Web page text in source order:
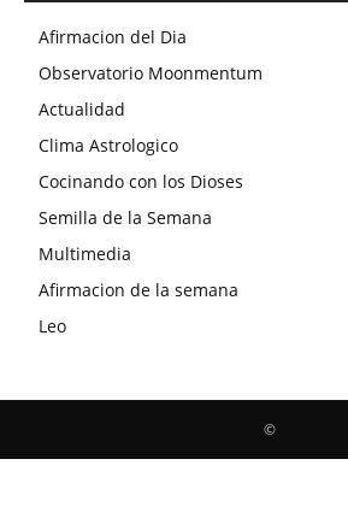
Afirmacion del Dia
Observatorio Moonmentum
Actualidad
Clima Astrologico
Cocinando con los Dioses
Semilla de la Semana
Multimedia
Afirmacion de la semana
Leo
©